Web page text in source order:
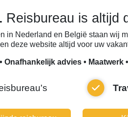
Reisbureau is altijd
in Nederland en België staan wij
deze website altijd voor uw
Onafhankelijk advies •